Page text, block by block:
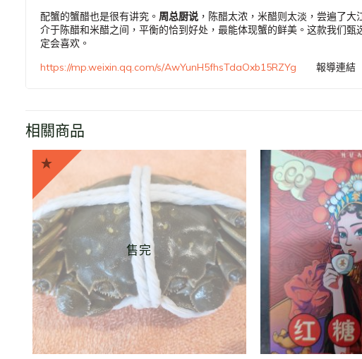
配蟹的蟹醋也是很有讲究。 周总厨说，陈醋太浓，米醋则太淡，尝遍了
介于陈醋和米醋之间，平衡的恰到好处，最能体现蟹的鲜美。这款我们
定会喜欢。
https://mp.weixin.qq.com/s/AwYunH5fhsTdaOxb15RZYg 報導連結
相關商品
售完